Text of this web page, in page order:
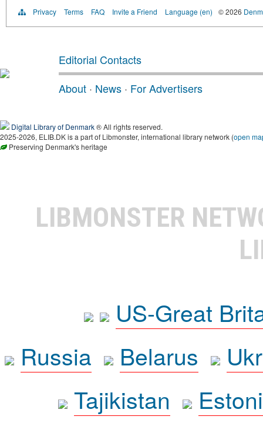
Privacy Terms FAQ Invite a Friend Language (en) © 2026
Editorial Contacts
About · News · For Advertisers
Digital Library of Denmark® All rights reserved.
2025-2026, ELIB.DK is a part of Libmonster, international library network (open
Preserving Denmark's heritage
LIBMONSTER
US-Great
Russia
Belarus
Tajikistan